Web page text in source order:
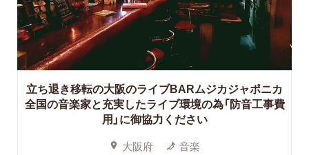
立ち退き移転の大阪のライブBARムジカジャポニカ
全国の音楽家と充実したライブ環境の為「防音工事費
用」に御協力ください
大阪府 音楽